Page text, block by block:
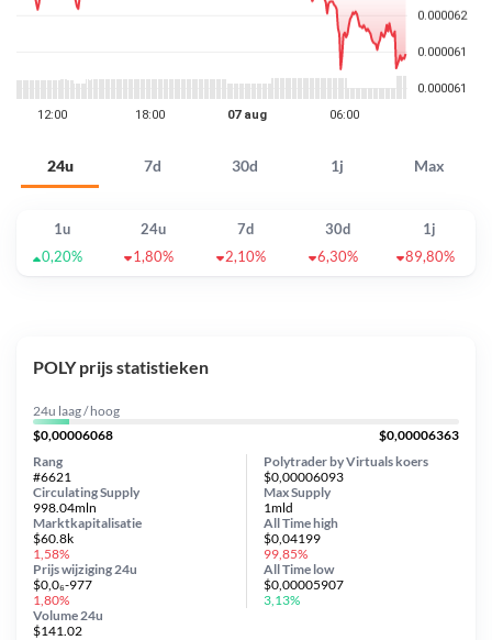
24u 7d 30d 1j Max
1u 24u 7d 30d
1j
0,20%
1,80% 2,10% 6,30% 89,80%
POLY prijs statistieken
24u laag / hoog
$0,00006068
$0,00006363
Polytrader by Virtuals koers
$0,00006093
Circulating Supply
998.04mln
Prijs wijziging 24u
$0,0₆-977
1,80%
Max Supply
1mld
Marktkapitalisatie
$60.8k
1,58%
Volume 24u
$141.02
Rang
#6621
All Timehigh
$0,04199
99,85%
All Time low
$0,00005907
3,13%